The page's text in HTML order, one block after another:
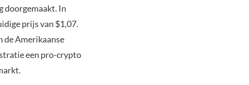
doorgemaakt. In
prijs van $1,07.
de Amerikaanse
een pro-crypto